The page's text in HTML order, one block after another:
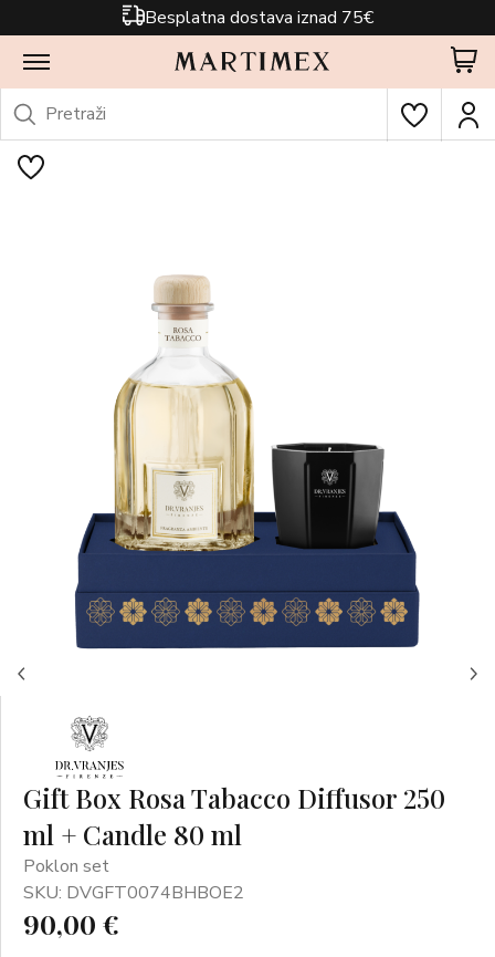
Besplatna dostava iznad 75€
Gift Box Rosa Tabacco Diffusor 250
ml + Candle 80 ml
Poklon set
SKU: DVGFT0074BHBOE2
90,00 €